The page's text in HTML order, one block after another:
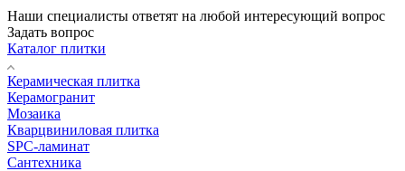
Наши специалисты ответят на любой интересующий вопрос
Задать вопрос
Каталог плитки
Керамическая плитка
Керамогранит
Мозаика
Кварцвиниловая плитка
SPC-ламинат
Сантехника